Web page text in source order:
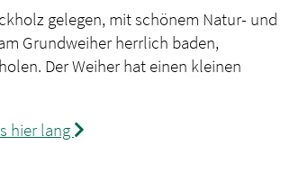
gelegen, mit schönem Natur- und
Grundweiher herrlich baden,
Der Weiher hat einen kleinen
hier lang